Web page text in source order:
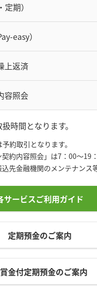
期）
easy）
上返済
容照会
時間となります。
約取引となります。
約内容照会」は7：00～19
先金融機関のメンテナンス
サービスご利用ガイド
定期預金のご案内
金付定期預金のご案内